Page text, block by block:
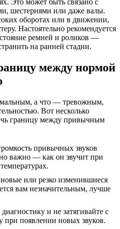
Это может быть связано с
шестернями или даже валы.
оборотах или в движении,
Настоятельно рекомендуется
ремней и роликов —
на ранней стадии.
между нормой
а что — тревожным,
Вот несколько
границу между привычным
привычных звуков
важно — как он звучит при
или резко изменившиеся
вам незначительным, лучше
и не затягивайте с
при появлении новых звуков.